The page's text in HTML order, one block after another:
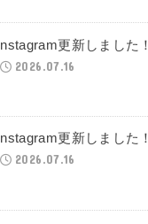
Instagram更新しました！
2026.07.16
Instagram更新しました！
2026.07.16